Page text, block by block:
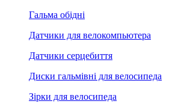
Гальма обідні
Датчики для велокомпьютера
Датчики серцебиття
Диски гальмівні для велосипеда
Зірки для велосипеда